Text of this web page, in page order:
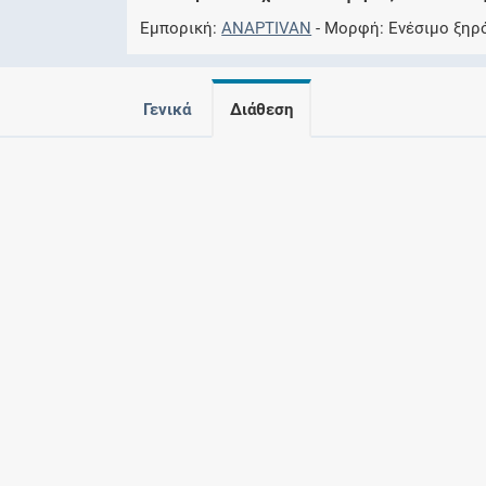
Εμπορική ANAPTIVAN Μορφή Eνέσιμο
Γενικά Διάθεση